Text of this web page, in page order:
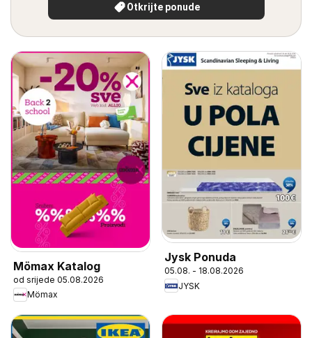
Otkrijte ponude
Mömax Katalog
od srijede 05.08.2026
Mömax
Jysk Ponuda
05.08. - 18.08.2026
JYSK